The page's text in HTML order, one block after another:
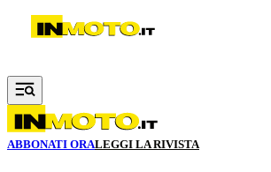
Vai al contenuto principale
ABBONATI ORALEGGI LA RIVISTA